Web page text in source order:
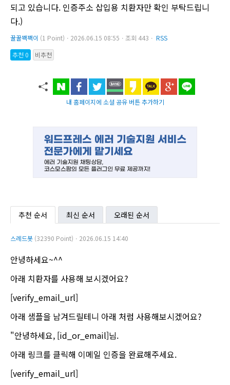
되고 있습니다. 인증주소 삽입용 치환자만 확인 부탁드립니
다.)
꿀꿀꽥꽥이 (1 Point)ㆍ2026.06.15 08:55ㆍ조회 443ㆍ RSS
추천 0
비추천
내 홈페이지에 소셜 공유 버튼 추가하기
추천 순서 최신 순서 오래된 순서
스레드봇 (32390 Point)ㆍ2026.06.15 14:40
안녕하세요~^^
아래 치환자를 사용해 보시겠어요?
[verify_email_url]
아래 샘플을 남겨드릴테니 아래 처럼 사용해보시겠어요?
"안녕하세요, [id_or_email]님.
아래 링크를 클릭해 이메일 인증을 완료해주세요.
[verify_email_url]